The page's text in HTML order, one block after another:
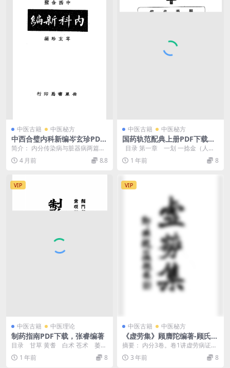
中医古籍 中医秘方
中西合璧内科新编岑玄珍PDF
下载
简介： 内分传染病与脏器病两篇。
以中西两种医学观点阐述每种病的
病因及症状，并将中...
4 月前 8.8
中医古籍 中医秘方
国药轨范配典上册PDF下载高
月如著
目录 第一章 一划 一捻金（人参
一捻金一捻金散八仙牛郎散） ...
1 年前 8
VIP
中医古籍 中医理论
制药指南PDF下载，张睿编著
目录 甘草 黄耆 白术 苍术 萎蕤
芍药 丹皮 肉苁蓉 ...
1 年前 8
VIP
中医古籍 中医秘方
《虚劳集》顾膺陀编著-顾氏医
室-民国二十二年[1933]-虚劳
集下载
摘要： 内分3卷。卷1讲虚劳病证的
原因、证候、脉象、治则、用药、
调养及预防；卷2...
3 年前 8